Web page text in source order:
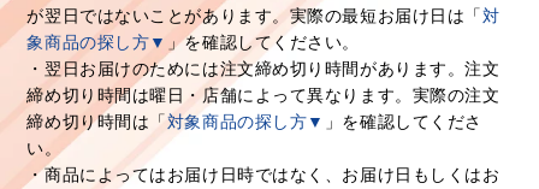
が翌日ではないことがあります。実際の最短お届け日は「対
象商品の探し方▼ 」を確認してください。
・翌日お届けのためには注文締め切り時間があります。注文
締め切り時間は曜日・店舗によって異なります。実際の注文
締め切り時間は「対象商品の探し方▼ 」を確認してくださ
い。
・商品によってはお届け日時ではなく、お届け日もしくはお